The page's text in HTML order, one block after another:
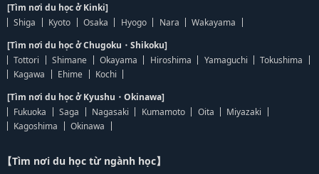
[Tìm nơi du học ở Kinki]
Shiga
Kyoto Osaka Hyogo Nara
Wakayama
[Tìm nơi du học ở Chugoku・Shikoku]
Tottori
Shimane Okayama Hiroshima Yamaguchi
Tokushima
Kagawa
Ehime
Kochi
[Tìm nơi du học ở Kyushu・Okinawa]
Fukuoka
Saga Nagasaki Kumamoto Oita
Miyazaki
Kagoshima
Okinawa
【Tìm nơi du học từ ngành học】